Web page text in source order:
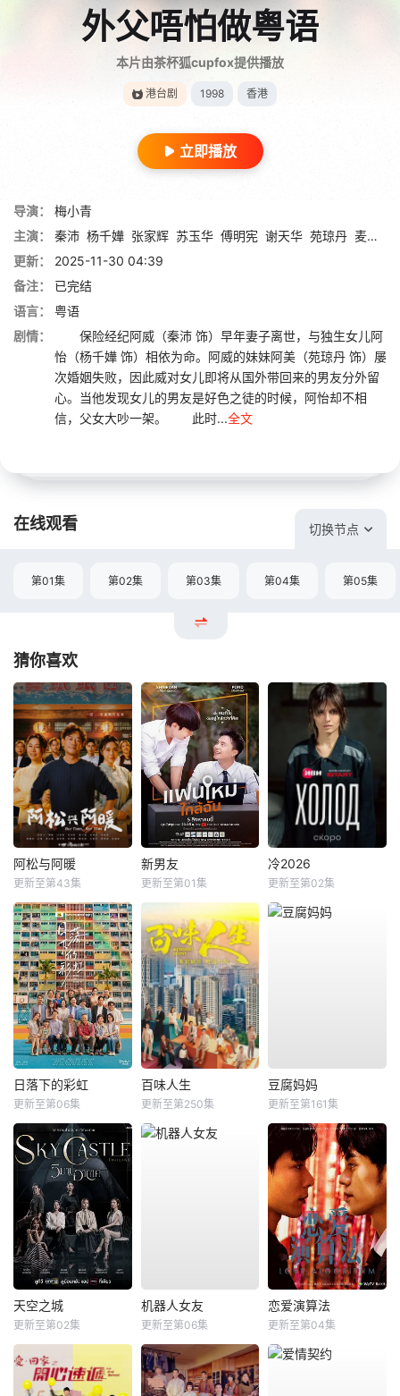
外父唔怕做粤语
本片由茶杯狐cupfox提供播放
港台剧 1998 香港
立即播放
导演：
梅小青
主演：
秦沛 杨千嬅 张家辉 苏玉华 傅明宪 谢天华 苑琼丹 麦长青
更新：
2025-11-30 04:39
备注：
已完结
语言：
粤语
剧情：
保险经纪阿威（秦沛 饰）早年妻子离世，与独生女儿阿
怡（杨千嬅 饰）相依为命。阿威的妹妹阿美（苑琼丹 饰）屡
次婚姻失败，因此威对女儿即将从国外带回来的男友分外留
心。当他发现女儿的男友是好色之徒的时候，阿怡却不相
信，父女大吵一架。 此时...全文
在线观看 切换节点
第01集 第02集 第03集 第04集 第05集
猜你喜欢
阿松与阿暖
更新至第43集
新男友
更新至第01集
冷2026
更新至第02集
日落下的彩虹
更新至第06集
百味人生
更新至第250集
豆腐妈妈
更新至第161集
天空之城
更新至第02集
机器人女友
更新至第06集
恋爱演算法
更新至第04集